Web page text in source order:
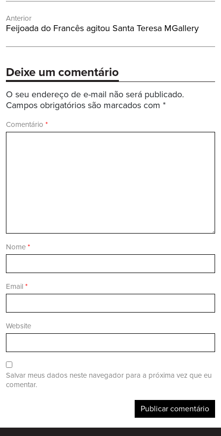
de
Post
Anterior
Post
Feijoada do Francês agitou Santa Teresa MGallery
Deixe um comentário
O seu endereço de e-mail não será publicado.
Campos obrigatórios são marcados com *
Comentário *
Nome *
Email *
Website
Salvar meus dados neste navegador para a próxima vez que eu
comentar.